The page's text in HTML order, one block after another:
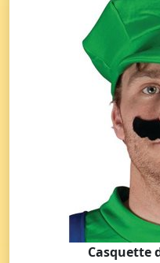
Casquette